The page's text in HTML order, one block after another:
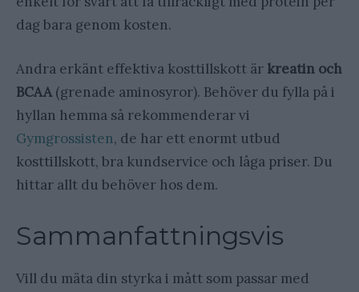
dag bara genom kosten.
Andra erkänt effektiva kosttillskott är kreatin och
BCAA(grenade aminosyror). Behöver du fylla på i
hyllan hemma så rekommenderar vi
Gymgrossisten, de har ett enormt utbud
kosttillskott, bra kundservice och låga priser. Du
hittar allt du behöver hos dem.
Sammanfattningsvis
Vill du mäta din styrka i mått som passar med